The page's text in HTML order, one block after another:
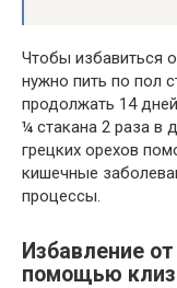
Чтобы избавиться
нужно пить по пол
продолжать 14
¼ стакана 2 раза в
грецких орехов
кишечные
процессы.
Избавление
помощью